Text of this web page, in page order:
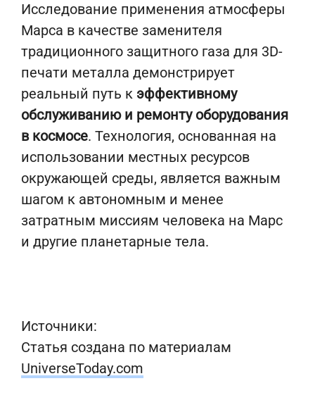
Исследование применения атмосферы
Марса в качестве заменителя
традиционного защитного газа для 3D-
печати металла демонстрирует
реальный путь к эффективному
обслуживанию и ремонту оборудования
в космосе. Технология, основанная на
использовании местных ресурсов
окружающей среды, является важным
шагом к автономным и менее
затратным миссиям человека на Марс
и другие планетарные тела.
Источники:
Статья создана по материалам
UniverseToday.com